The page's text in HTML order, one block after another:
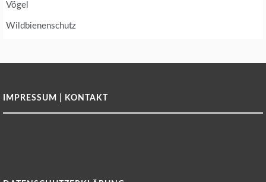
Vögel
Wildbienenschutz
IMPRESSUM | KONTAKT